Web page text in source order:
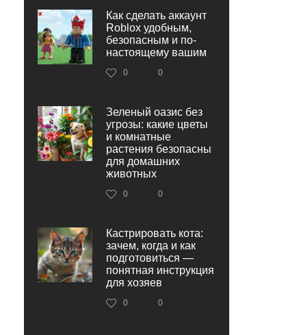
Как сделать аккаунт
Roblox удобным,
безопасным и по-
настоящему вашим
0 0
Зеленый оазис без
угрозы: какие цветы
и комнатные
растения безопасны
для домашних
животных
0 0
Кастрировать кота:
зачем, когда и как
подготовиться —
понятная инструкция
для хозяев
0 0